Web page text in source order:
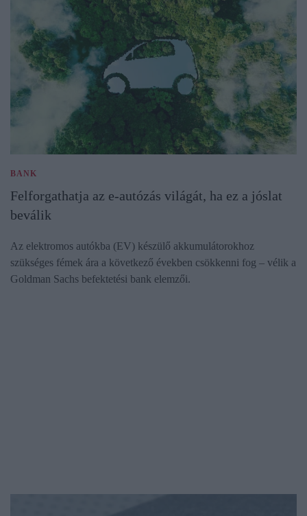
BANK
Felforgathatja az e-autózás világát, ha ez a jóslat
beválik
Az elektromos autókba (EV) készülő akkumulátorokhoz
szükséges fémek ára a következő években csökkenni fog – vélik a
Goldman Sachs befektetési bank elemzői.